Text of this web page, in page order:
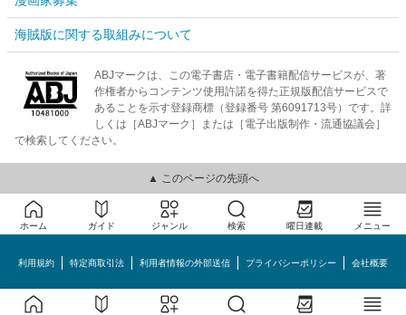
海賊版に関する取組みについて
ABJマークは、この電子書店・電子書籍配信サービスが、著
作権者からコンテンツ使用許諾を得た正規版配信サービスで
あることを示す登録商標（登録番号 第6091713号）です。詳
しくは［ABJマーク］または［電子出版制作・流通協議会］
で検索してください。
▲ このページの先頭へ
ホーム ガイド ジャンル 検索 曜日連載 メニュー
利用規約 特定商取引法 利用者情報の外部送信 プライバシーポリシー 会社概要
めちゃコミック©MechaComic, Inc.